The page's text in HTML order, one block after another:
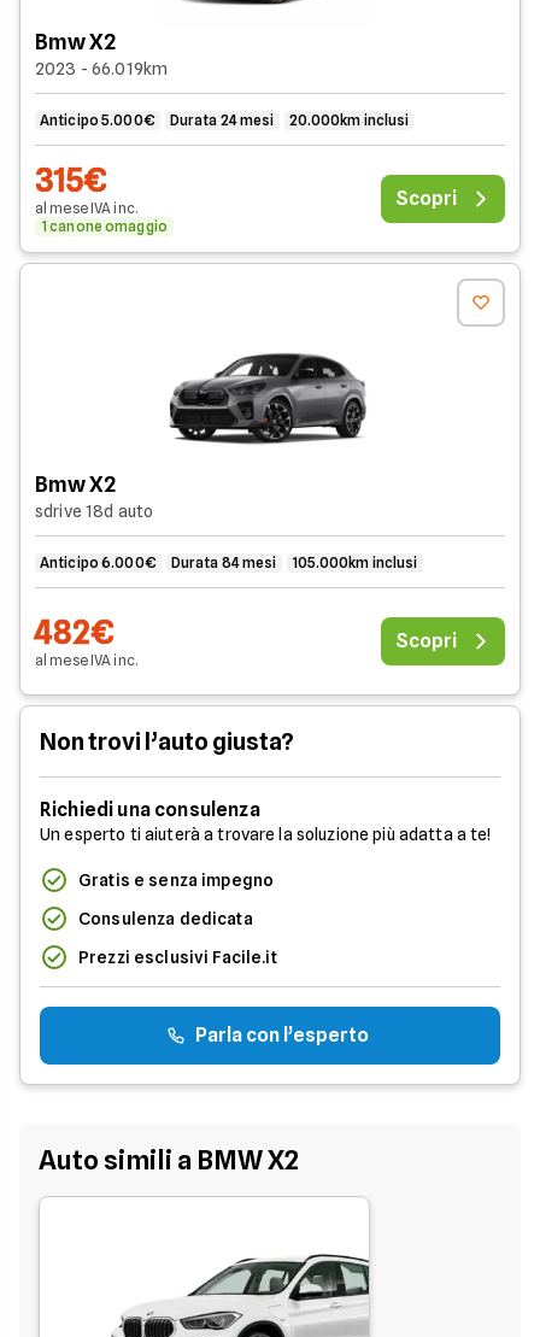
Bmw X2
2023 - 66.019km
Anticipo 5.000€ Durata 24 mesi 20.000km inclusi
315€
al meseIVAinc.
1 canone omaggio
Scopri
Bmw X2
sdrive 18d auto
Anticipo 6.000€ Durata 84 mesi 105.000km inclusi
482€
al meseIVAinc.
Scopri
Non trovi l’auto giusta?
Richiedi una consulenza
Un esperto ti aiuterà a trovare la soluzione più adatta a te!
Gratis e senza impegno
Consulenza dedicata
Prezzi esclusivi Facile.it
Parla con l’esperto
Auto simili a BMW X2